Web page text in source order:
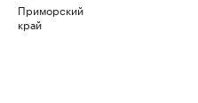
Приморский
край